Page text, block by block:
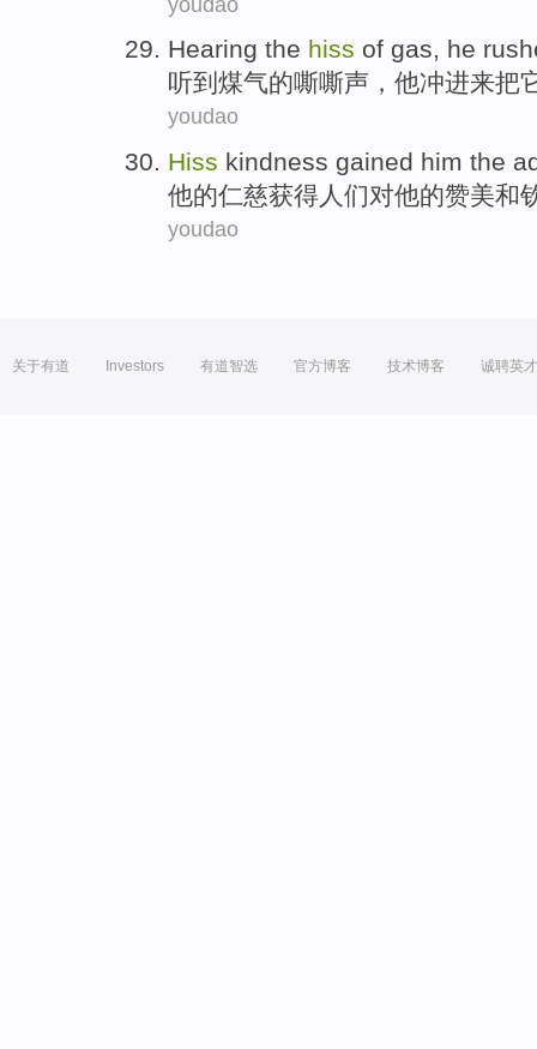
Hearing the hiss of gas, he
听到 煤气的嘶嘶声 ， 他冲进来把
youdao
Hiss kindness gained him the
他的仁慈获得人们对他的赞美和
youdao
关于有道 Investors 有道智选 官方博客 技术博客 诚聘英才